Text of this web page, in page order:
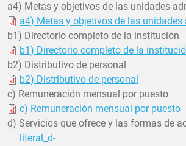
a4) Metas y objetivos de las unidades
a4) Metas y objetivos de las
b1) Directorio completo de la institución
b1) Directorio completo de la
b2) Distributivo de personal
b2) Distributivo de personal
c) Remuneración mensual por puesto
c) Remuneración mensual por puesto
d) Servicios que ofrece y las formas de
literal_d-